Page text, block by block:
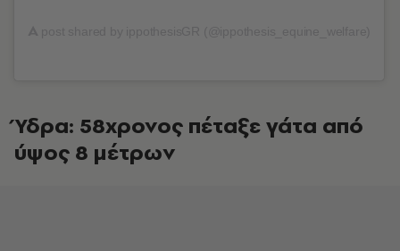
Ύδρα: 58χρονος πέταξε γάτα από
ύψος 8 μέτρων